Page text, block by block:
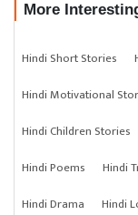
More
Hindi Short Stories
Hindi Motivational
Hindi Children Stories
Hindi Poems
Hindi
Hindi Drama
Hindi